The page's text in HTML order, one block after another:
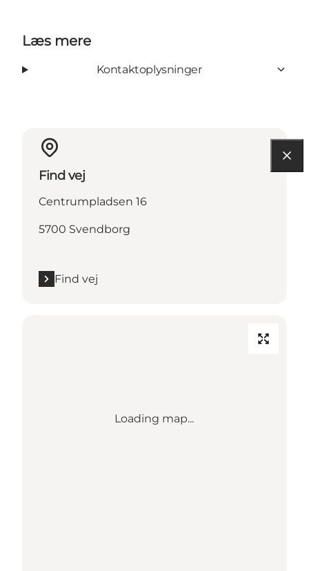
Læs mere
Kontaktoplysninger
Find vej
Centrumpladsen 16
5700 Svendborg
Find vej
Loading map...